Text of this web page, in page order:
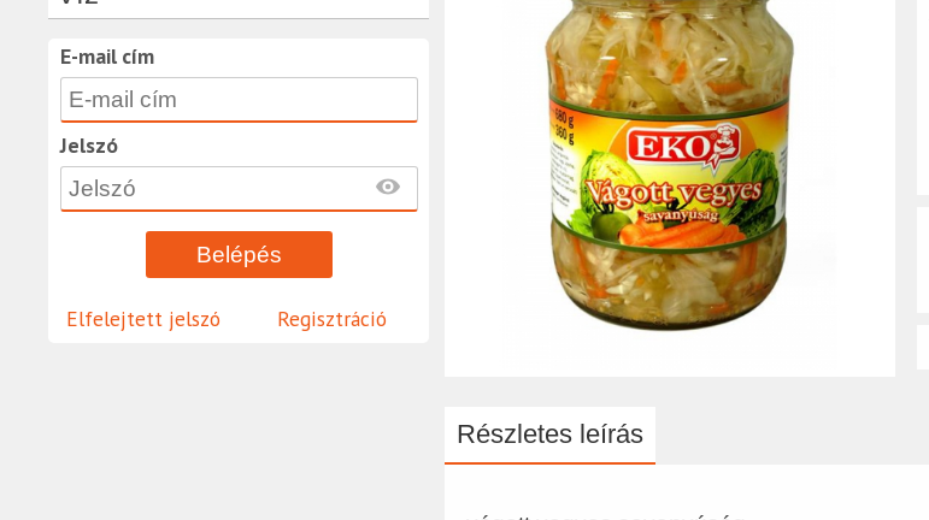
E-mail cím
Jelszó
Elfelejtett jelszó Regisztráció
Részletes leírás